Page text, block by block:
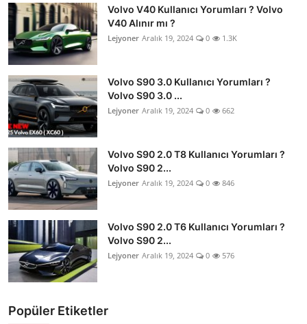
Volvo V40 Kullanıcı Yorumları ? Volvo
V40 Alınır mı ?
Lejyoner Aralık 19, 2024 0 1.3K
Volvo S90 3.0 Kullanıcı Yorumları ?
Volvo S90 3.0 ...
Lejyoner Aralık 19, 2024 0 662
Volvo S90 2.0 T8 Kullanıcı Yorumları ?
Volvo S90 2...
Lejyoner Aralık 19, 2024 0 846
Volvo S90 2.0 T6 Kullanıcı Yorumları ?
Volvo S90 2...
Lejyoner Aralık 19, 2024 0 576
Popüler Etiketler